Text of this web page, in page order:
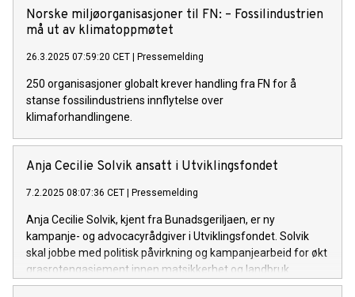
Norske miljøorganisasjoner til FN: – Fossilindustrien
må ut av klimatoppmøtet
26.3.2025 07:59:20 CET | Pressemelding
250 organisasjoner globalt krever handling fra FN for å
stanse fossilindustriens innflytelse over
klimaforhandlingene.
Anja Cecilie Solvik ansatt i Utviklingsfondet
7.2.2025 08:07:36 CET | Pressemelding
Anja Cecilie Solvik, kjent fra Bunadsgeriljaen, er ny
kampanje- og advocacyrådgiver i Utviklingsfondet. Solvik
skal jobbe med politisk påvirkning og kampanjearbeid for økt
grasrotengasjement innen matsikkerhet og landbruk.